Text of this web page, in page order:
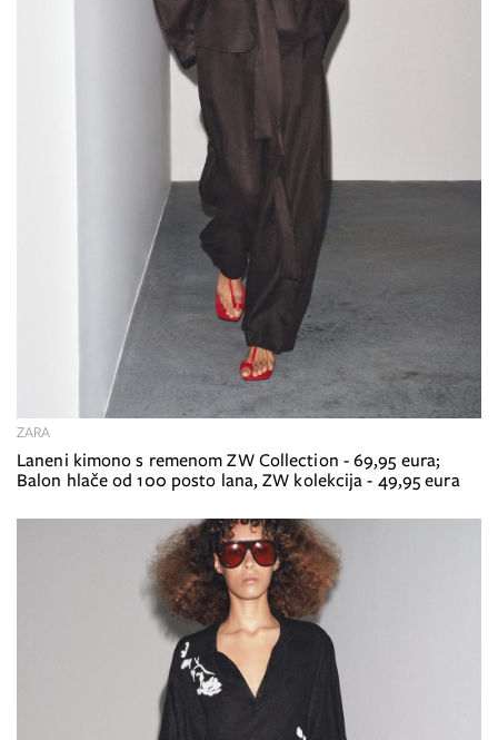
Laneni kimono s remenom ZW Collection - 69,95 eura;
Balon hlače od 100 posto lana, ZW kolekcija - 49,95 eura
ZARA